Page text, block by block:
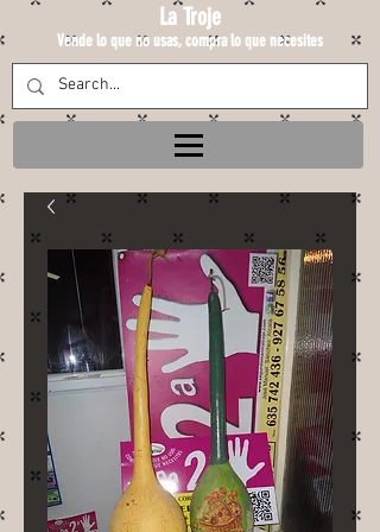
La Troje
Vende lo que no usas, compra lo que necesites